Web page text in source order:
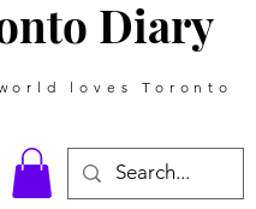
Diary
loves Toronto